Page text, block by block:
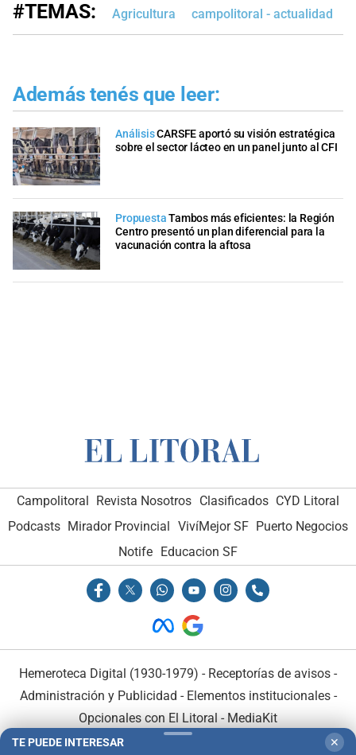
#TEMAS: Agricultura campolitoral - actualidad
Además tenés que leer:
AnálisisCARSFE aportó su visión estratégica
sobre el sector lácteo en un panel junto al CFI
PropuestaTambos más eficientes: la Región
Centro presentó un plan diferencial para la
vacunación contra la aftosa
Campolitoral Revista Nosotros Clasificados CYD Litoral
Podcasts Mirador Provincial VivíMejor SF Puerto Negocios
Notife Educacion SF
Hemeroteca Digital (1930-1979) - Receptorías de avisos -
Administración y Publicidad - Elementos institucionales-
Opcionales con El Litoral - MediaKit
TE PUEDE INTERESAR ✕